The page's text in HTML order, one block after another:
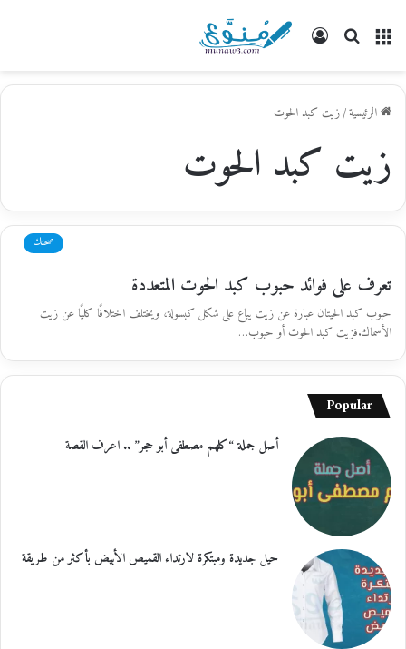
القائمة
بحث
تسجيل
الرئيسية/زيت كبد الحوت
زيت كبد الحوت
صحتك
تعرف على فوائد حبوب كبد الحوت المتعددة
حبوب كبد الحيتان عبارة عن زيت يباع على شكل كبسولة، ويختلف اختلافًا كليًا عن زيت
الأسماك.فزيت كبد الحوت أو حبوب…
Popular
أصل جملة “كلهم مصطفى أبو حجر” .. اعرف القصة
حيل جديدة ومبتكرة لارتداء القميص الأبيض بأكثر من طريقة